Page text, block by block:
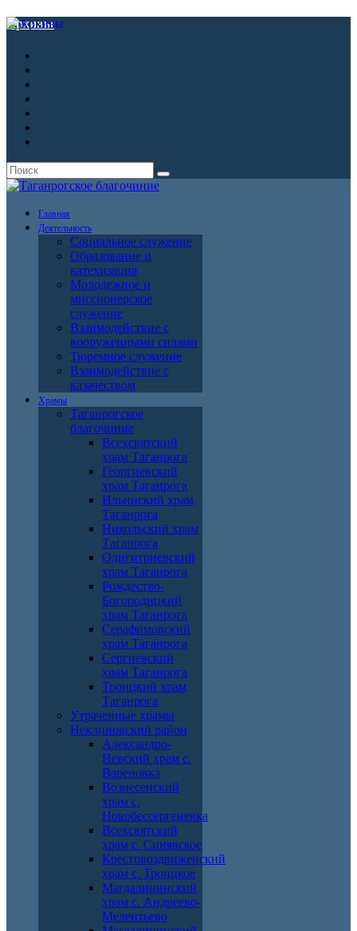
Архивы
Главная
Деятельность
Социальное служение
Образование и
катехизация
Молодежное и
миссионерское
служение
Взаимодействие с
вооруженными силами
Тюремное служение
Взаимодействие с
казачеством
Храмы
Таганрогское
благочиние
Всехсвятский
храм Таганрога
Георгиевский
храм Таганрога
Ильинский храм
Таганрога
Никольский храм
Таганрога
Одигитриевский
храм Таганрога
Рождество-
Богородицкий
храм Таганрога
Серафимовский
храм Таганрога
Сергиевский
храм Таганрога
Троицкий храм
Таганрога
Утраченные храмы
Неклиновский район
Александро-
Невский храм с.
Вареновка
Вознесенский
храм с.
Новобессергеневка
Всехсвятский
храм с. Синявское
Крестовоздвиженский
храм с. Троицкое
Магдалининский
храм с. Андреево-
Мелентьево